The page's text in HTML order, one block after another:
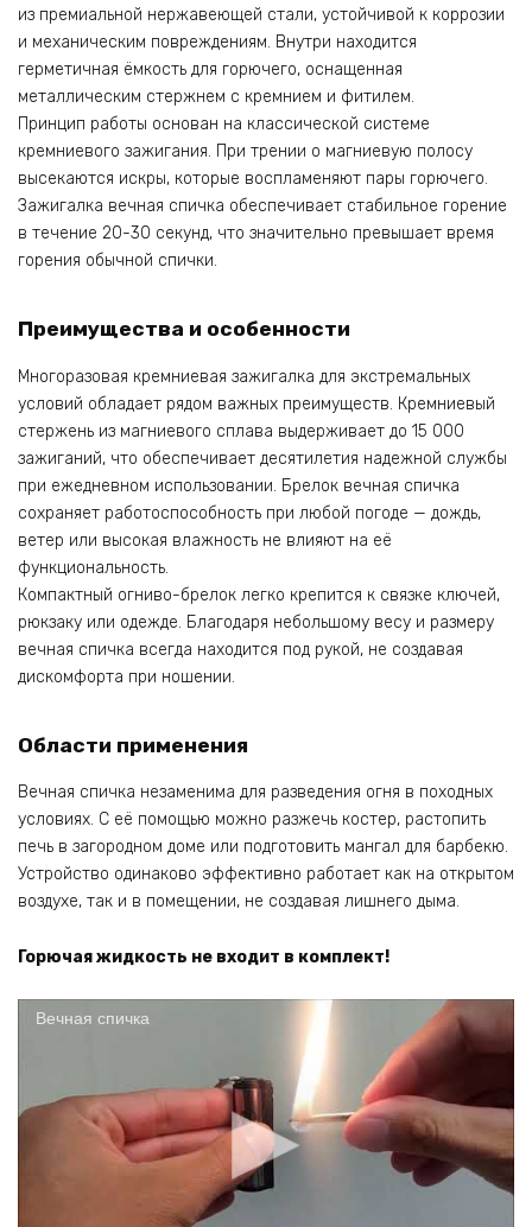
из премиальной нержавеющей стали, устойчивой к коррозии
и механическим повреждениям. Внутри находится
герметичная ёмкость для горючего, оснащенная
металлическим стержнем с кремнием и фитилем.
Принцип работы основан на классической системе
кремниевого зажигания. При трении о магниевую полосу
высекаются искры, которые воспламеняют пары горючего.
Зажигалка вечная спичка обеспечивает стабильное горение
в течение 20-30 секунд, что значительно превышает время
горения обычной спички.
Преимущества и особенности
Многоразовая кремниевая зажигалка для экстремальных
условий обладает рядом важных преимуществ. Кремниевый
стержень из магниевого сплава выдерживает до 15 000
зажиганий, что обеспечивает десятилетия надежной службы
при ежедневном использовании. Брелок вечная спичка
сохраняет работоспособность при любой погоде — дождь,
ветер или высокая влажность не влияют на её
функциональность.
Компактный огниво-брелок легко крепится к связке ключей,
рюкзаку или одежде. Благодаря небольшому весу и размеру
вечная спичка всегда находится под рукой, не создавая
дискомфорта при ношении.
Области применения
Вечная спичка незаменима для разведения огня в походных
условиях. С её помощью можно разжечь костер, растопить
печь в загородном доме или подготовить мангал для барбекю.
Устройство одинаково эффективно работает как на открытом
воздухе, так и в помещении, не создавая лишнего дыма.
Горючая жидкость не входит в комплект!
Вечная спичка